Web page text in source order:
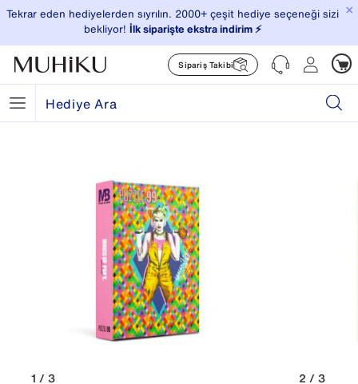
×
Tekrar eden hediyelerden sıyrılın. 2000+ çeşit hediye seçeneği sizi
bekliyor! İlk siparişte ekstra indirim ⚡️
Sipariş Takibi
1 / 3 2 / 3